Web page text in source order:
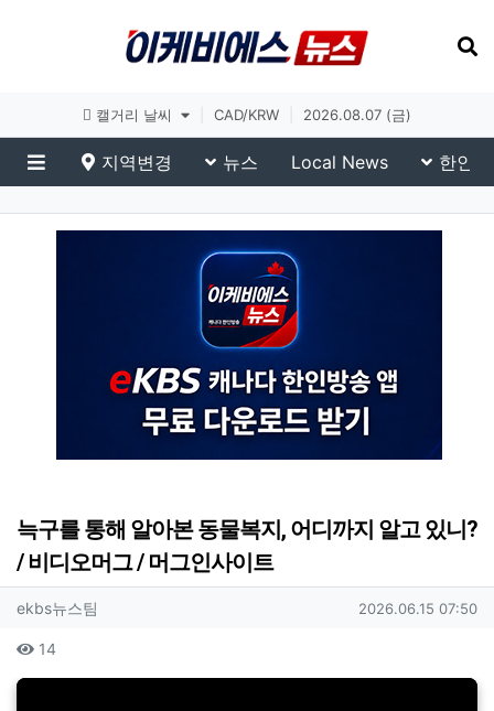
토론토 날씨 CAD/KRW 2026.08.07 (금)
메뉴
지역변경 뉴스 Local News 한인
이슈 브리핑
늑구를 통해 알아본 동물복지, 어디까지 알고 있니?
/ 비디오머그 / 머그인사이트
작성자 정보
ekbs뉴스팀 작성일
2026.06.15 07:50
컨텐츠 정보
14
본문